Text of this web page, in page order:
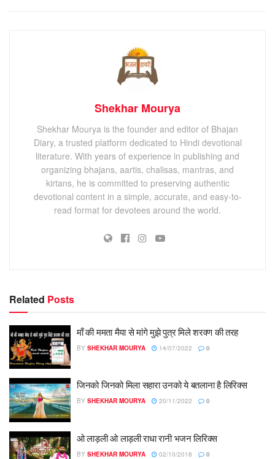
Shekhar Mourya
Shekhar Mourya is the founder and editor of Bhajan
Diary, a trusted platform dedicated to Hindi devotional
literature. With years of experience in publishing and
organizing bhajans, aartis, chalisas, mantras, and
kirtans, he is committed to preserving authentic
devotional content in a simple, accurate, and easy-to-
read format for devotees around the world.
Related Posts
माँ की ममता मैया से मांगे मुझे पुत्र मिले शरवण की तरह
BY SHEKHAR MOURYA 14/07/2022 0
जिनको जिनको मिला सहारा उनको ये बतलाना है लिरिक्स
BY SHEKHAR MOURYA 20/11/2022 0
ओ लाड़ली ओ लाड़ली राधा रानी भजन लिरिक्स
BY SHEKHAR MOURYA 02/10/2018 0